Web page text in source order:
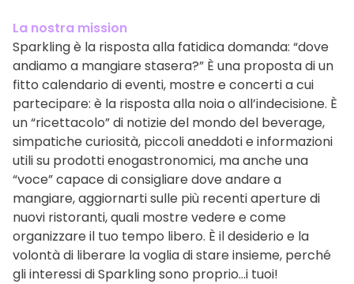
La nostra mission
Sparkling è la risposta alla fatidica domanda: “dove
andiamo a mangiare stasera?” È una proposta di un
fitto calendario di eventi, mostre e concerti a cui
partecipare: è la risposta alla noia o all’indecisione. È
un “ricettacolo” di notizie del mondo del beverage,
simpatiche curiosità, piccoli aneddoti e informazioni
utili su prodotti enogastronomici, ma anche una
“voce” capace di consigliare dove andare a
mangiare, aggiornarti sulle più recenti aperture di
nuovi ristoranti, quali mostre vedere e come
organizzare il tuo tempo libero. È il desiderio e la
volontà di liberare la voglia di stare insieme, perché
gli interessi di Sparkling sono proprio…i tuoi!